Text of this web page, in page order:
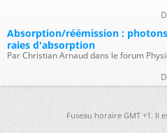
Absorption/réémission :
raies d'absorption
Par Christian Arnaud dans le forum
Fuseau horaire GMT +1. Il